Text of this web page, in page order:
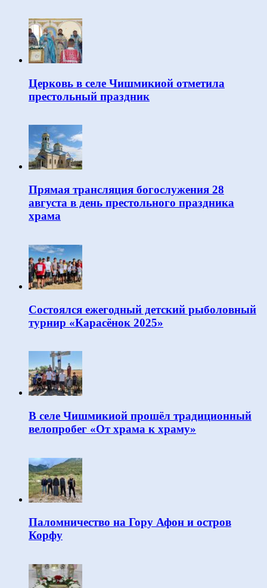
Церковь в селе Чишмикиой отметила
престольный праздник
Прямая трансляция богослужения 28
августа в день престольного праздника
храма
Состоялся ежегодный детский рыболовный
турнир «Карасёнок 2025»
В селе Чишмикиой прошёл традиционный
велопробег «От храма к храму»
Паломничество на Гору Афон и остров
Корфу